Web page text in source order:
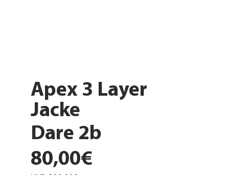
Apex 3 Layer
Jacke
Dare 2b
80,00€